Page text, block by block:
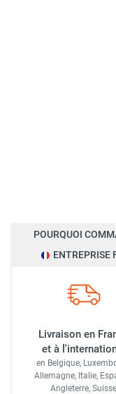
POURQUOI
ENTREPRISE
Livraison en
et à
en Belgique,
Allemagne, Italie,
Angleterre,